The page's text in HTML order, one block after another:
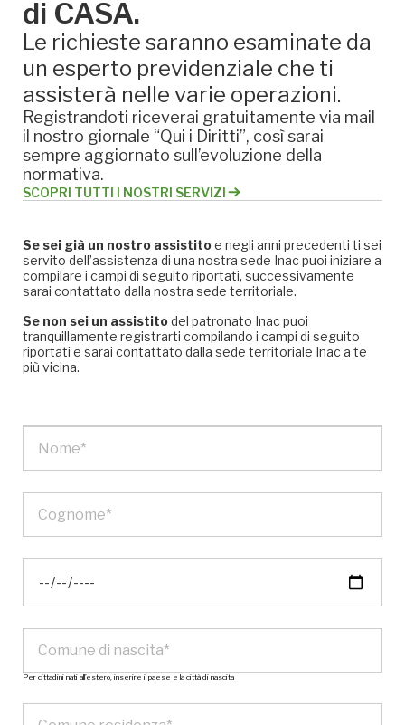
di CASA.
Le richieste saranno esaminate da
un esperto previdenziale che ti
assisterà nelle varie operazioni.
Registrandoti riceverai gratuitamente via mail
il nostro giornale “Qui i Diritti”, così sarai
sempre aggiornato sull’evoluzione della
normativa.
SCOPRI TUTTI I NOSTRI SERVIZI
Se sei già un nostro assistitoe negli anni precedenti ti sei
servito dell’assistenza di una nostra sede Inac puoi iniziare a
compilare i campi di seguito riportati, successivamente
sarai contattato dalla nostra sede territoriale.
Se non sei un assistitodel patronato Inac puoi
tranquillamente registrarti compilando i campi di seguito
riportati e sarai contattato dalla sede territoriale Inac a te
più vicina.
Per cittadini nati all’estero, inserire il paese e la città di nascita